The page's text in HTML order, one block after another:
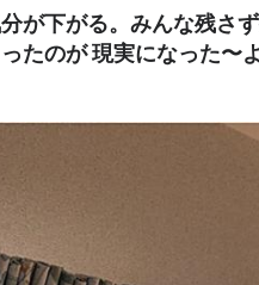
が下がる。みんな残さ
よかったブロ